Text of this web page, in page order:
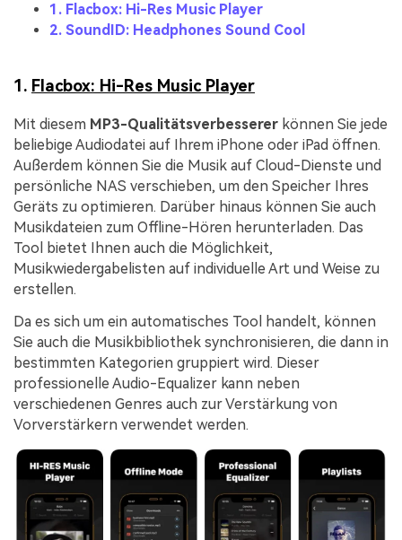
1. Flacbox: Hi-Res Music Player
2. SoundID: Headphones Sound Cool
1. Flacbox: Hi-Res Music Player
Mit diesem MP3-Qualitätsverbesserer können Sie jede
beliebige Audiodatei auf Ihrem iPhone oder iPad öffnen.
Außerdem können Sie die Musik auf Cloud-Dienste und
persönliche NAS verschieben, um den Speicher Ihres
Geräts zu optimieren. Darüber hinaus können Sie auch
Musikdateien zum Offline-Hören herunterladen. Das
Tool bietet Ihnen auch die Möglichkeit,
Musikwiedergabelisten auf individuelle Art und Weise zu
erstellen.
Da es sich um ein automatisches Tool handelt, können
Sie auch die Musikbibliothek synchronisieren, die dann in
bestimmten Kategorien gruppiert wird. Dieser
professionelle Audio-Equalizer kann neben
verschiedenen Genres auch zur Verstärkung von
Vorverstärkern verwendet werden.